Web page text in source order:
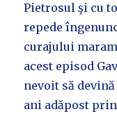
Pietrosul şi cu
repede
curajului
acest episod
nevoit să
ani adăpost